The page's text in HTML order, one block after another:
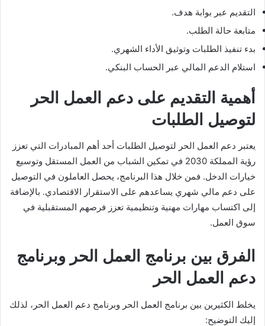
التقديم عبر بوابة هدف.
متابعة حالة الطلب.
بدء تنفيذ الطلبات وتوثيق الأداء الشهري.
استلام الدعم المالي عبر الحساب البنكي.
أهمية التقديم على دعم العمل الحر
لتوصيل الطلبات
يعتبر دعم العمل الحر لتوصيل الطلبات أحد أهم المبادرات التي تعزز
رؤية المملكة 2030 في تمكين الشباب من العمل المستقل وتوسيع
خيارات الدخل. فمن خلال هذا البرنامج، يحصل العاملون في التوصيل
على دعم مالي شهري يساعدهم على الاستقرار الاقتصادي. بالإضافة
إلى اكتساب مهارات مهنية وتنظيمية تعزز فرصهم المستقبلية في
سوق العمل.
الفرق بين برنامج العمل الحر وبرنامج
دعم العمل الحر
يخلط الكثيرين بين برنامج العمل الحر وبرنامج دعم العمل الحر، لذلك
إليك التوضيح: